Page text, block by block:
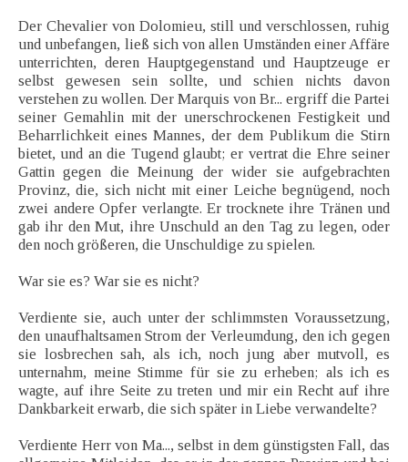
Der Chevalier von Dolomieu, still und verschlossen, ruhig
und unbefangen, ließ sich von allen Umständen einer Affäre
unterrichten, deren Hauptgegenstand und Hauptzeuge er
selbst gewesen sein sollte, und schien nichts davon
verstehen zu wollen. Der Marquis von Br... ergriff die Partei
seiner Gemahlin mit der unerschrockenen Festigkeit und
Beharrlichkeit eines Mannes, der dem Publikum die Stirn
bietet, und an die Tugend glaubt; er vertrat die Ehre seiner
Gattin gegen die Meinung der wider sie aufgebrachten
Provinz, die, sich nicht mit einer Leiche begnügend, noch
zwei andere Opfer verlangte. Er trocknete ihre Tränen und
gab ihr den Mut, ihre Unschuld an den Tag zu legen, oder
den noch größeren, die Unschuldige zu spielen.
War sie es? War sie es nicht?
Verdiente sie, auch unter der schlimmsten Voraussetzung,
den unaufhaltsamen Strom der Verleumdung, den ich gegen
sie losbrechen sah, als ich, noch jung aber mutvoll, es
unternahm, meine Stimme für sie zu erheben; als ich es
wagte, auf ihre Seite zu treten und mir ein Recht auf ihre
Dankbarkeit erwarb, die sich später in Liebe verwandelte?
Verdiente Herr von Ma..., selbst in dem günstigsten Fall, das